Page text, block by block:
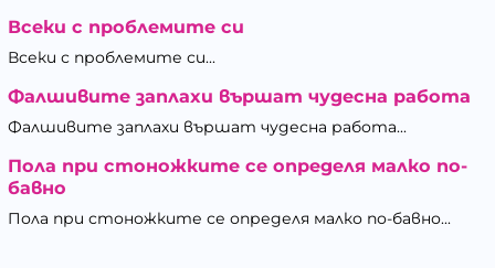
Всеки с проблемите си
Всеки с проблемите си...
Фалшивите заплахи вършат чудесна работа
Фалшивите заплахи вършат чудесна работа...
Пола при стоножките се определя малко по-
бавно
Пола при стоножките се определя малко по-бавно...